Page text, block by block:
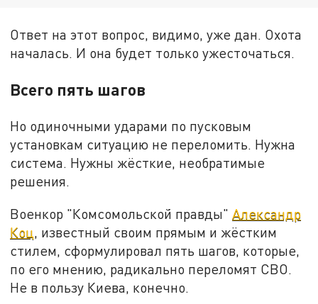
Ответ на этот вопрос, видимо, уже дан. Охота
началась. И она будет только ужесточаться.
Всего пять шагов
Но одиночными ударами по пусковым
установкам ситуацию не переломить. Нужна
система. Нужны жёсткие, необратимые
решения.
Военкор "Комсомольской правды"Александр
Коц, известный своим прямым и жёстким
стилем, сформулировал пять шагов, которые,
по его мнению, радикально переломят СВО.
Не в пользу Киева, конечно.